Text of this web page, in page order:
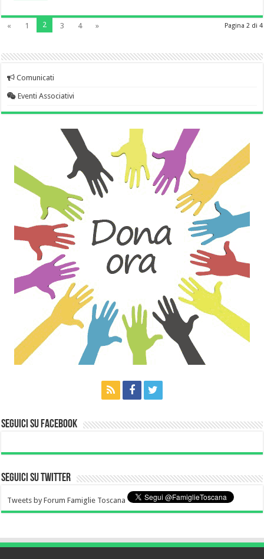
Pagina 2 di 4
« 1 2 3 4 »
Comunicati
Eventi Associativi
Seguici su Facebook
Seguici su Twitter
Tweets by Forum Famiglie Toscana